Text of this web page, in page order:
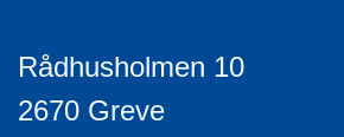
Rådhusholmen 10
2670 Greve